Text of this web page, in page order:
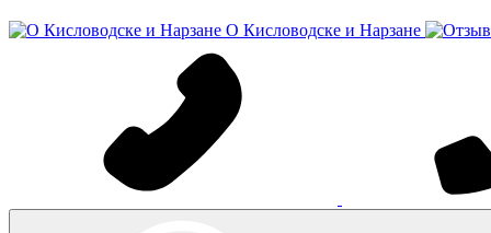
О Кисловодске и Нарзане